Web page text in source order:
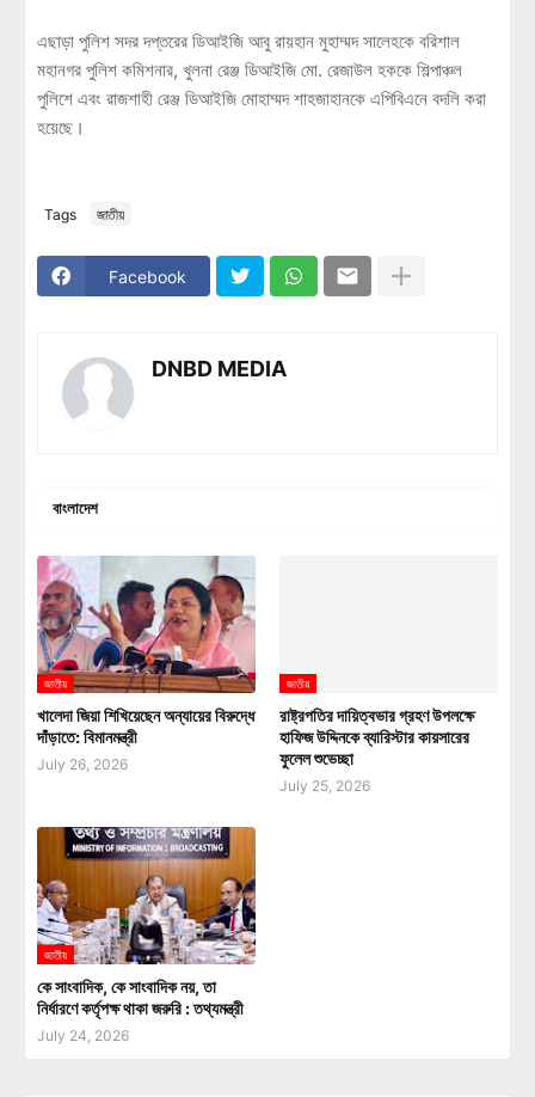
এছাড়া পুলিশ সদর দপ্তরের ডিআইজি আবু রায়হান মুহাম্মদ সালেহকে বরিশাল
মহানগর পুলিশ কমিশনার, খুলনা রেঞ্জ ডিআইজি মো. রেজাউল হককে শিল্পাঞ্চল
পুলিশে এবং রাজশাহী রেঞ্জ ডিআইজি মোহাম্মদ শাহজাহানকে এপিবিএনে বদলি করা
হয়েছে।
Tags জাতীয়
Facebook
DNBD MEDIA
বাংলাদেশ
জাতীয়
খালেদা জিয়া শিখিয়েছেন অন্যায়ের বিরুদ্ধে
দাঁড়াতে: বিমানমন্ত্রী
July 26, 2026
জাতীয়
রাষ্ট্রপতির দায়িত্বভার গ্রহণ উপলক্ষে
হাফিজ উদ্দিনকে ব্যারিস্টার কায়সারের
ফুলেল শুভেচ্ছা
July 25, 2026
জাতীয়
কে সাংবাদিক, কে সাংবাদিক নয়, তা
নির্ধারণে কর্তৃপক্ষ থাকা জরুরি : তথ্যমন্ত্রী
July 24, 2026